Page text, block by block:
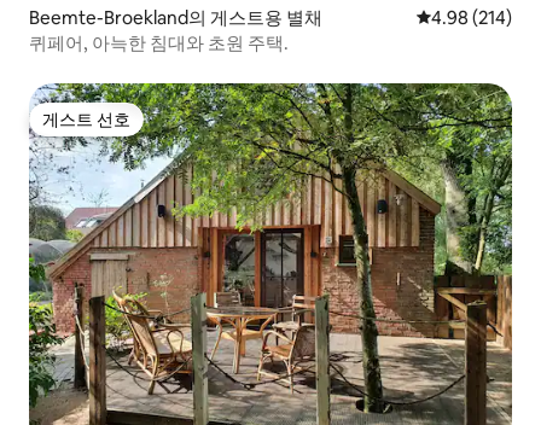
Beemte-Broekland의 게스트용 별채 평점 4.98점(5
4.98 (214)
퀴페어, 아늑한 침대와 초원 주택.
게스트 선호
게스트 선호